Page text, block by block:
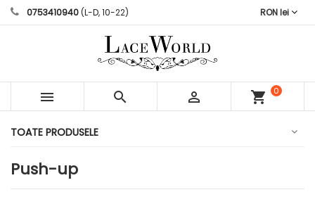
0753410940(L-D, 10-22) RON lei
   shopping_cart
0
TOATE PRODUSELE
Push-up